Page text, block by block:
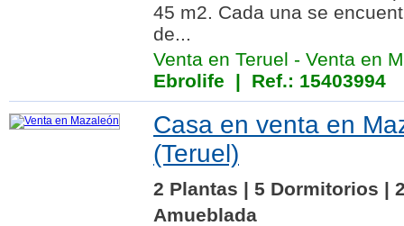
45 m2. Cada una se
de...
Venta en Teruel - Venta en
Ebrolife | Ref.: 15403994
Casa en venta en
(Teruel)
2 Plantas | 5 Dormitorios |
Amueblada